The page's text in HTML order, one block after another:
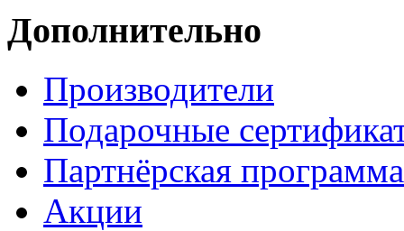
Дополнительно
Производители
Подарочные
Партнёрская программа
Акции